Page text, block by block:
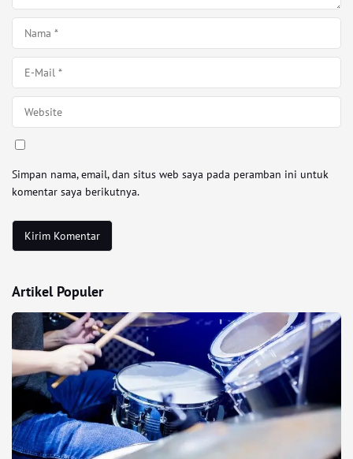
Simpan nama, email, dan situs web saya pada peramban ini untuk
komentar saya berikutnya.
Artikel Populer